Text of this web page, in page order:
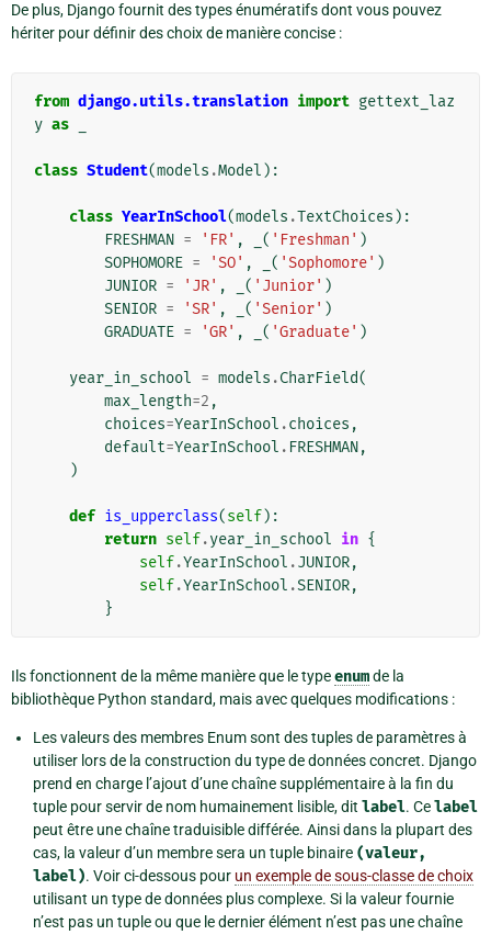
De plus, Django fournit des types énumératifs dont vous pouvez
hériter pour définir des choix de manière concise :
from django.utils.translation import gettext_laz
y as
class Student(models .Model ):
class YearInSchool(models .TextChoices ):
FRESHMAN = 'FR' , ( 'Freshman' )
SOPHOMORE = 'SO' , ( 'Sophomore' )
JUNIOR = 'JR' , ( 'Junior' )
SENIOR = 'SR' , ( 'Senior' )
GRADUATE = 'GR' , ( 'Graduate' )
year_in_school = models .CharField(
max_length=2 ,
choices=YearInSchool .choices ,
default=YearInSchool . FRESHMAN,
)
def is_upperclass(self):
return self.year_in_school in {
self.YearInSchool .JUNIOR,
self.YearInSchool .SENIOR,
}
Ils fonctionnent de la même manière que le typeenumde la
bibliothèque Python standard, mais avec quelques modifications :
Les valeurs des membres Enum sont des tuples de paramètres à
utiliser lors de la construction du type de données concret. Django
prend en charge l’ajout d’une chaîne supplémentaire à la fin du
tuple pour servir de nom humainement lisible, dit label. Celabel
peut être une chaîne traduisible différée. Ainsi dans la plupart des
cas, la valeur d’un membre sera un tuple binaire (valeur,
label). Voir ci-dessous pour un exemple de sous-classe de choix
utilisant un type de données plus complexe. Si la valeur fournie
n’est pas un tuple ou que le dernier élément n’est pas une chaîne